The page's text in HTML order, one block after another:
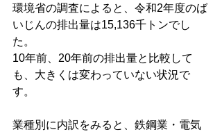
環境省の調査によると、令和2年度のば
いじんの排出量は15,136千トンでし
た。
10年前、20年前の排出量と比較して
も、大きくは変わっていない状況で
す。
業種別に内訳をみると、鉄鋼業・電気